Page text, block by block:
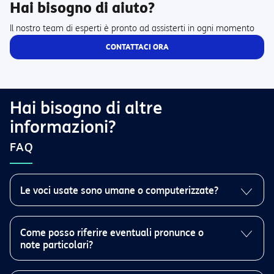
Hai bisogno di aiuto?
Il nostro team di esperti è pronto ad assisterti in ogni momento
CONTATTACI ORA
Hai bisogno di altre
informazioni?
FAQ
Le voci usate sono umane o computerizzate?
Scegli il tuo speaker ascoltando le voci da qui:www.messaggiaudio.it
Come posso riferire eventuali pronunce o
note particolari?